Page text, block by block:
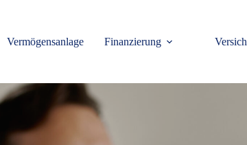
Vermögensanlage
Finanzierung